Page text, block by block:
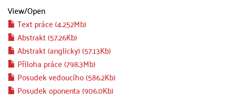
View/Open
Text práce (4.252Mb)
Abstrakt (57.26Kb)
Abstrakt (anglicky) (57.13Kb)
Příloha práce (798.3Mb)
Posudek vedoucího (586.2Kb)
Posudek oponenta (906.0Kb)